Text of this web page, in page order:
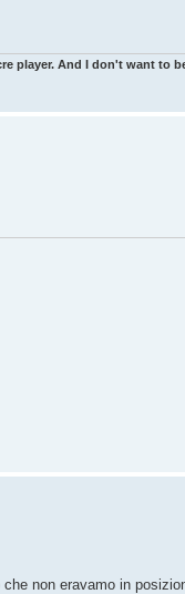
player. And I don't want to
non eravamo in